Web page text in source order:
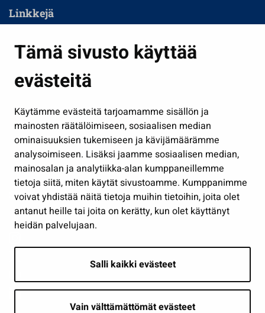
Tämä sivusto käyttää
evästeitä
Käytämme evästeitä tarjoamamme sisällön ja
mainosten räätälöimiseen, sosiaalisen median
ominaisuuksien tukemiseen ja kävijämäärämme
analysoimiseen. Lisäksi jaamme sosiaalisen median,
mainosalan ja analytiikka-alan kumppaneillemme
tietoja siitä, miten käytät sivustoamme. Kumppanimme
voivat yhdistää näitä tietoja muihin tietoihin, joita olet
antanut heille tai joita on kerätty, kun olet käyttänyt
heidän palvelujaan.
Salli kaikki evästeet
Vain välttämättömät evästeet
Linkkejä
Kasvatus ja opetus
Kulttuuri ja liikunta
Työ ja yrittäminen
Osallistu ja asioi
Näytä omat evästeasetukseni
Seuraa meitä